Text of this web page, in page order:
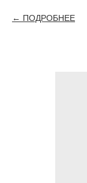
ПОДРОБНЕЕ